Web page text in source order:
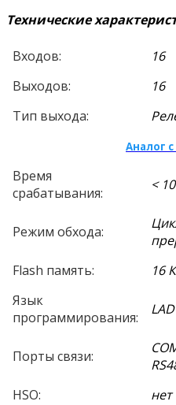
Технические
Входов:
16
Выходов:
16
Тип выхода:
Аналог
Время
срабатывания:
<
Режим обхода:
Flash память:
16
Язык
программирования:
LAD
Порты связи:
HSO:
нет